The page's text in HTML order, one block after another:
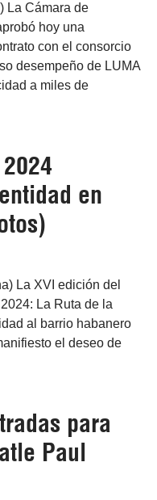
La Cámara de
hoy una
con el consorcio
desempeño de LUMA
a miles de
en
La XVI edición del
La Ruta de la
al barrio habanero
el deseo de
para
Paul